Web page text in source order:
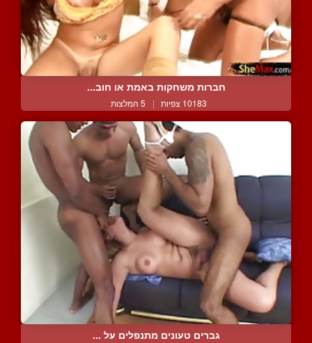
חברות משחקות באמת או חוב...
10183 צפיות | 5 המלצות
גברים טעונים מתנפלים על ...